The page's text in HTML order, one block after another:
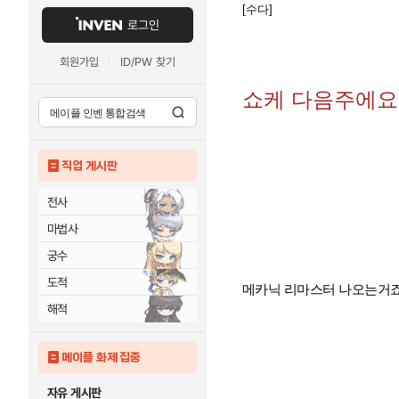
로그인
회원가입 ID/PW 찾기
직업 게시판
전사
마법사
궁수
도적
해적
메이플 화제 집중
자유 게시판
[수다]
쇼케 다음주에
메카닉 리마스터 나오는거